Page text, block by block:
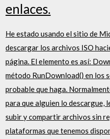
enlaces.
He estado usando el sitio de
descargar los archivos ISO
página. El elemento es así:
método RunDownload() en los
probable que haga.
para que alguien lo descargue,
subir y compartir archivos sin
plataformas que tenemos